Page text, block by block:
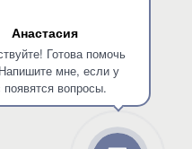
Анастасия
Готова помочь
мне, если у
появятся вопросы.